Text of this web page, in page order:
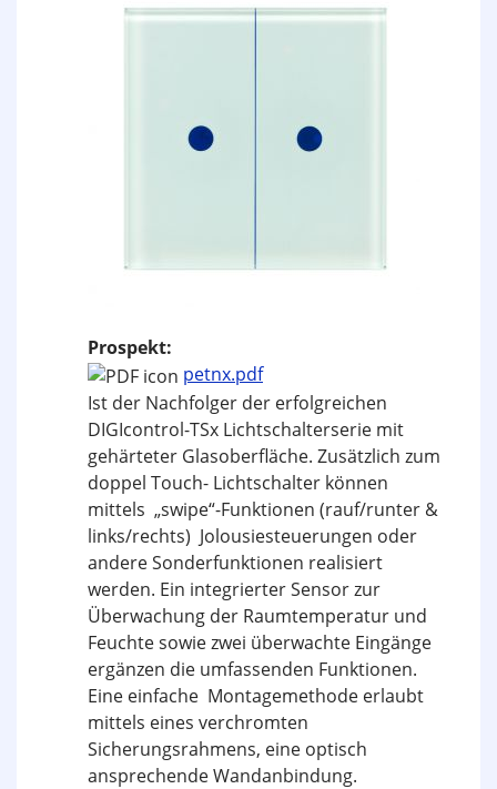
Prospekt:
petnx.pdf
Ist der Nachfolger der erfolgreichen
DIGIcontrol-TSx Lichtschalterserie mit
gehärteter Glasoberfläche. Zusätzlich zum
doppel Touch- Lichtschalter können
mittels „swipe“-Funktionen (rauf/runter &
links/rechts) Jolousiesteuerungen oder
andere Sonderfunktionen realisiert
werden. Ein integrierter Sensor zur
Überwachung der Raumtemperatur und
Feuchte sowie zwei überwachte Eingänge
ergänzen die umfassenden Funktionen.
Eine einfache Montagemethode erlaubt
mittels eines verchromten
Sicherungsrahmens, eine optisch
ansprechende Wandanbindung.